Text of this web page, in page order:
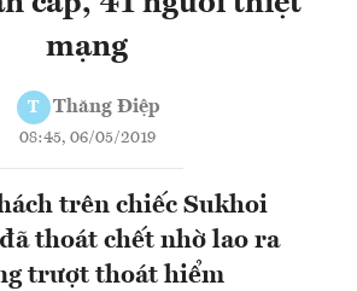
mạng
T Thăng Điệp
08:45, 06/05/2019
trên chiếc Sukhoi
thoát chết nhờ lao ra
trượt thoát hiểm